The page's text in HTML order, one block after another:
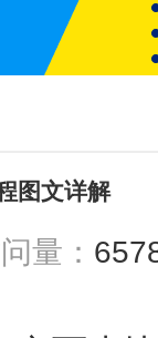
图文详解
量：